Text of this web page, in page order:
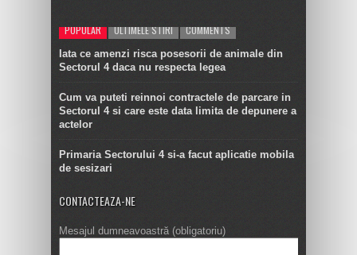
POPULAR ULTIMELE STIRI COMMENTS
Iata ce amenzi risca posesorii de animale din
Sectorul 4 daca nu respecta legea
Cum va puteti reinnoi contractele de parcare in
Sectorul 4 si care este data limita de depunere a
actelor
Primaria Sectorului 4 si-a facut aplicatie mobila
de sesizari
CONTACTEAZA-NE
Mesajul dumneavoastră (obligatoriu)